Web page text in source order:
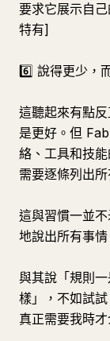
要求它展示自
特有]
6️⃣ 說得更少，
這聽起來有點
是更好。但
絡、工具和技
需要逐條列出所
這與習慣一並
地說出所有事情
與其說「規則
樣」，不如試
真正需要我時才